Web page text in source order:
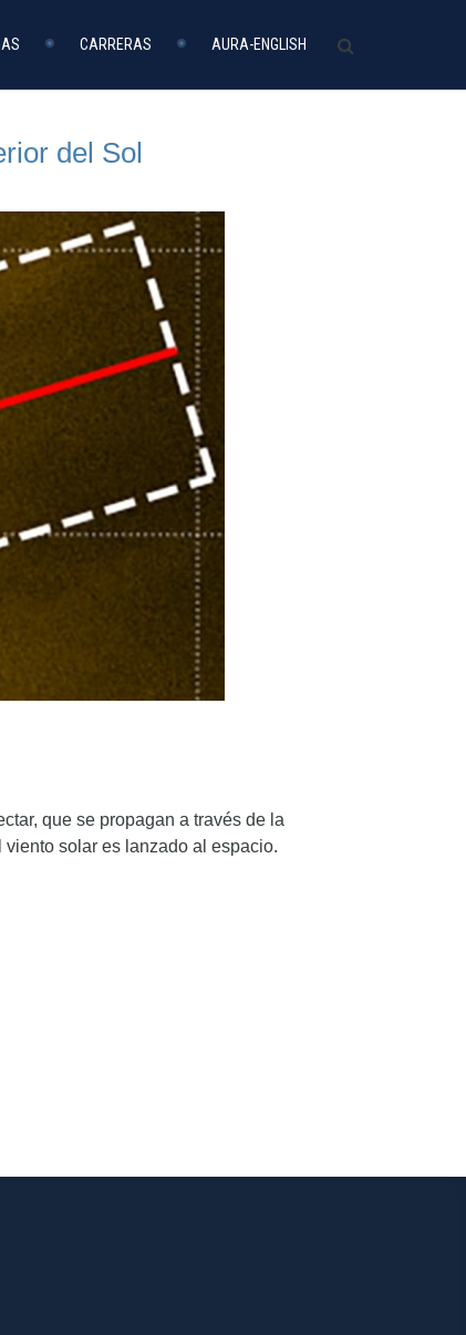
CARRERAS AURA-ENGLISH
del Sol
que se propagan a través de la
solar es lanzado al espacio.